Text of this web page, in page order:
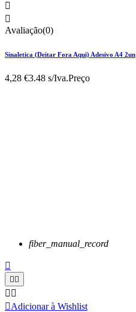


Avaliação(0)
Sinaletica (Deitar Fora Aqui) Adesivo A4 2un
4,28 €3.48 s/Iva.Preço
fiber_manual_record

 
 
Adicionar à Wishlist